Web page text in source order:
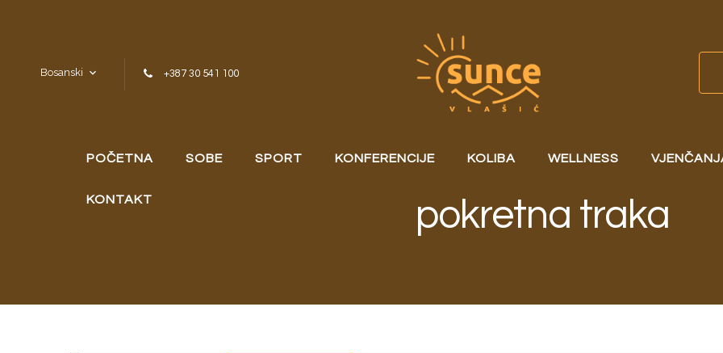
Bosanski +387 30 541 100
POČETNA SOBE SPORT KONFERENCIJE KOLIBA WELLNESS
KONTAKT pokretna traka